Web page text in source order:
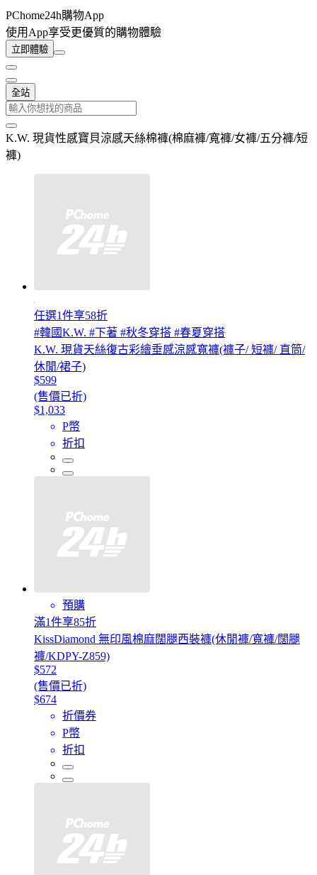
PChome24h購物App
使用App享受更優質的購物體驗
立即體驗
全站
K.W. 現貨性感寶貝涼感天絲棉褲(棉麻褲/寬褲/女褲/五分褲/短
褲)
任選1件享58折
#韓國K.W. #下著 #秋冬穿搭 #春夏穿搭
K.W. 現貨天絲復古彩繪垂感涼感寬褲(褲子/ 短褲/ 直筒/
休閒/裙子)
$599
(售價已折)
$1,033
P幣
折扣
預購
滿1件享85折
KissDiamond 無印風棉麻闊腿西裝褲(休閒褲/寬褲/闊腿
褲/KDPY-Z859)
$572
(售價已折)
$674
折價券
P幣
折扣